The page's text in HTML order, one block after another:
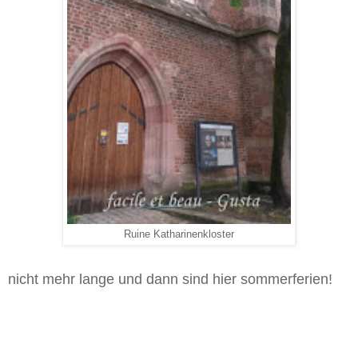
Ruine Katharinenkloster
nicht mehr lange und dann sind hier sommerferien!